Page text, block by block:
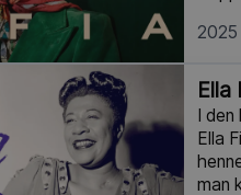
2025
Ella
I
Ella
man